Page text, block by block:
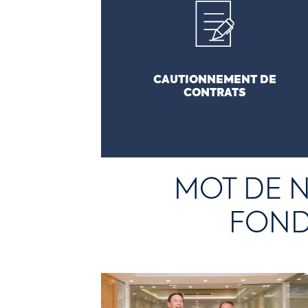
CAUTIONNEMENT DE
CONTRATS
entrepreneurs autochtones.
MOT DE